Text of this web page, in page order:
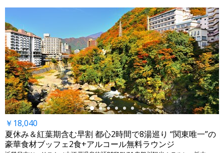
←
￥18,040
夏休み＆紅葉期含む早割 都心2時間で8湯巡り “関東唯一”の
豪華食材ブッフェ2食+アルコール無料ラウンジ